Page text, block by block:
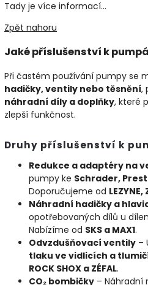
Tady je více informací...
Zpět nahoru
Jaké příslušenství k
Při častém používání pumpy se
hadičky, ventily nebo těsnění,
náhradní díly a doplňky, které
zlepší funkčnost.
Druhy příslušenství k
Redukce a adaptéry na
pumpy ke Schrader,
Doporučujeme od LEZYNE,
Náhradní hadičky a
opotřebovaných dílů u
Nabízíme od SKS a MAX1.
Odvzdušňovací ventily –
tlaku ve vidlicích a
ROCK SHOX a ZÉFAL.
CO₂ bombičky – Náhradní